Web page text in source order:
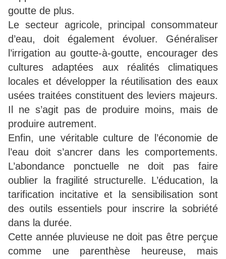
goutte de plus.
Le secteur agricole, principal consommateur
d’eau, doit également évoluer. Généraliser
l’irrigation au goutte-à-goutte, encourager des
cultures adaptées aux réalités climatiques
locales et développer la réutilisation des eaux
usées traitées constituent des leviers majeurs.
Il ne s’agit pas de produire moins, mais de
produire autrement.
Enfin, une véritable culture de l’économie de
l’eau doit s’ancrer dans les comportements.
L’abondance ponctuelle ne doit pas faire
oublier la fragilité structurelle. L’éducation, la
tarification incitative et la sensibilisation sont
des outils essentiels pour inscrire la sobriété
dans la durée.
Cette année pluvieuse ne doit pas être perçue
comme une parenthèse heureuse, mais